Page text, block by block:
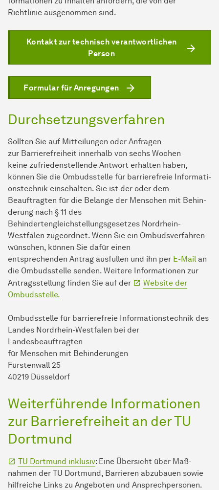
Richtlinie ausgenommen sind.
Kontakt zur technisch verantwortlichen
Person
Formular für Anregungen
Durchsetzungsverfahren
Sollten Sie auf Mitteilungen oder Anfragen
zur Barrierefreiheit innerhalb von sechs Wochen
keine zufriedenstellende Antwort erhalten haben,
können Sie die Ombudsstelle für barrierefreie In­for­ma­ti­
ons­tech­nik einschalten. Sie ist der oder dem
Beauftragten für die Belange der Men­schen mit Be­hin­
derung nach § 11 des
Behindertengleichstellungsgesetzes Nordrhein-
Westfalen zugeordnet. Wenn Sie ein Ombudsverfahren
wünschen, können Sie dafür einen
entsprechenden Antrag ausfüllen und ihn per E-Mail an
die Ombudsstelle senden. Weitere Informationen zur
Antragsstellung finden Sie auf der
Website der
Ombudsstelle.
Ombudsstelle für barrierefreie In­for­ma­ti­ons­tech­nik des
Landes Nordrhein-Westfalen bei der
Landesbeauftragten
für Men­schen mit Be­hin­de­run­gen
Fürstenwall 25
40219 Düsseldorf
Weiterführende In­for­ma­ti­onen
zur Barrierefreiheit an der TU
Dort­mund
TU Dort­mund inklusiv: Eine Übersicht über Maß­
nahmen der TU Dort­mund, Barrieren abzubauen sowie
hilfreiche Links zu An­ge­boten und Ansprechpersonen.